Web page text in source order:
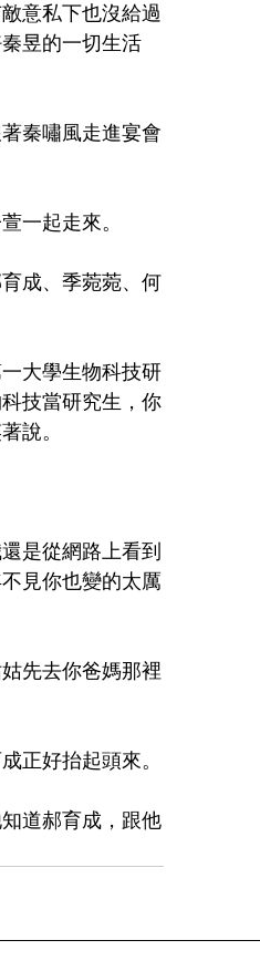
意私下也沒給過
昱的一切生活
秦嘯風走進宴會
一起走來。
成、季菀菀、何
大學生物科技研
技當研究生，你
說。
是從網路上看到
見你也變的太厲
先去你爸媽那裡
正好抬起頭來。
道郝育成，跟他